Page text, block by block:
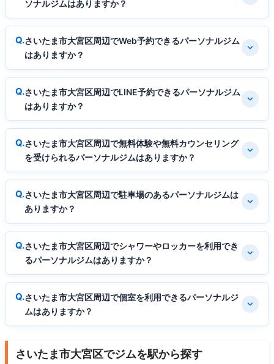
ソナルジムはありますか？
さいたま市大宮区周辺でWeb予約できるパーソナルジム
はありますか？
さいたま市大宮区周辺でLINE予約できるパーソナルジム
はありますか？
さいたま市大宮区周辺で無料体験や無料カウンセリング
を受けられるパーソナルジムはありますか？
さいたま市大宮区周辺で駐車場のあるパーソナルジムは
ありますか？
さいたま市大宮区周辺でシャワーやロッカーを利用でき
るパーソナルジムはありますか？
さいたま市大宮区周辺で個室を利用できるパーソナルジ
ムはありますか？
さいたま市大宮区でジムを駅から探す